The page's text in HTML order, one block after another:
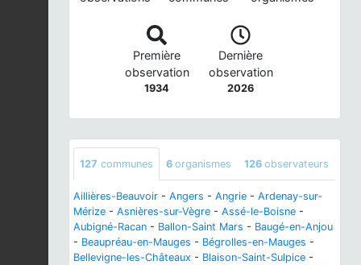
Première
observation
1934
Dernière
observation
2026
127 communes 6 organismes 126 observateurs
Aillières-Beauvoir - Angers - Angrie - Ardenay-sur-
Mérize - Asnières-sur-Vègre - Assé-le-Boisne -
Aubigné-Racan - Ballon-Saint Mars - Baugé-en-Anjou
- Beaupréau-en-Mauges - Bégrolles-en-Mauges -
Bellevigne-les-Châteaux - Blaison-Saint-Sulpice -